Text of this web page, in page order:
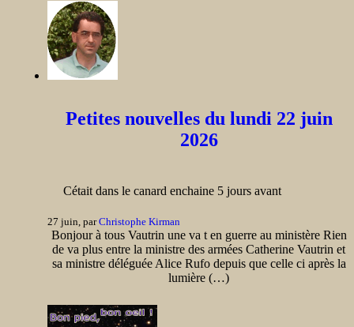
Petites nouvelles du lundi 22 juin
2026
Cétait dans le canard enchaine 5 jours avant
27 juin, parChristophe Kirman
Bonjour à tous Vautrin une va t en guerre au ministère Rien
de va plus entre la ministre des armées Catherine Vautrin et
sa ministre déléguée Alice Rufo depuis que celle ci après la
lumière (…)